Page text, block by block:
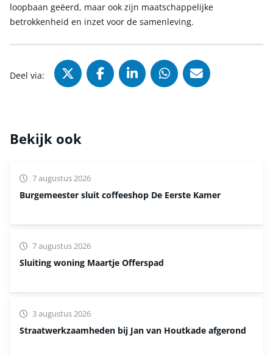
loopbaan geëerd, maar ook zijn maatschappelijke
betrokkenheid en inzet voor de samenleving.
Deel via: Deel via X (Twitter), opent in
Deel via Facebook, opent
Deel via LinkedIn,
Deel viaDeel via
Bekijk ook
Burgemeester sluit coffeeshop De Eerste Kamer
7 augustus 2026
Sluiting woning Maartje Offerspad
7 augustus 2026
Straatwerkzaamheden bij Jan van Houtkade afgerond
3 augustus 2026